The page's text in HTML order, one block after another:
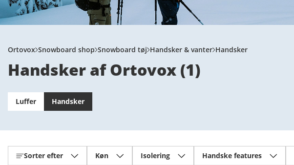
Ortovox Snowboard shop Snowboard tøj Handsker & vanter Handsker
Handsker af Ortovox (1)
Luffer Handsker
Sorter efter Køn Isolering Handske features